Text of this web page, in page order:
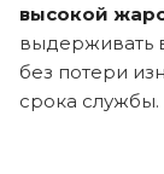
высокой
выдерживать
без потери
срока службы.